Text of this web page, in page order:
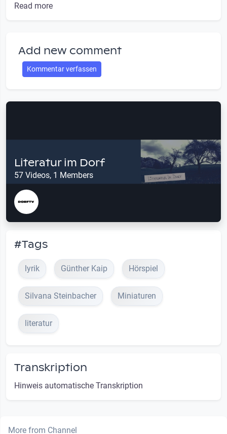
Read more
Add new comment
Kommentar verfassen
Literatur im Dorf
57 Videos, 1 Members
#Tags
lyrik Günther Kaip Hörspiel
Silvana Steinbacher Miniaturen
literatur
Transkription
Hinweis automatische Transkription
More from Channel